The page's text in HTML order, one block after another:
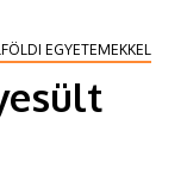
EGYETEMEKKEL